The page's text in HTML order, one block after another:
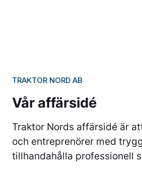
TRAKTOR NORD AB
Vår affärsidé
Traktor Nords affärsidé är
och entreprenörer med
tillhandahålla professionell